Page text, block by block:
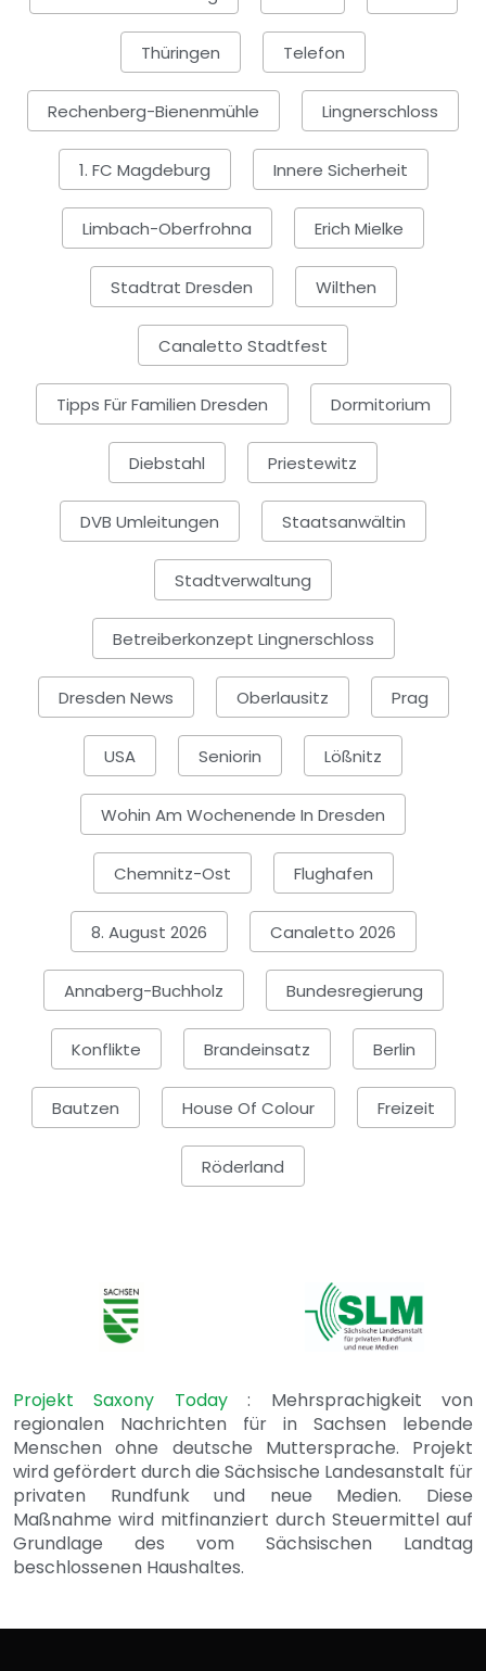
Thüringen Telefon
Rechenberg-Bienenmühle Lingnerschloss
1. FC Magdeburg Innere Sicherheit
Limbach-Oberfrohna Erich Mielke
Stadtrat Dresden Wilthen
Canaletto Stadtfest
Tipps Für Familien Dresden Dormitorium
Diebstahl Priestewitz
DVB Umleitungen Staatsanwältin
Stadtverwaltung
Betreiberkonzept Lingnerschloss
Dresden News Oberlausitz Prag
USA Seniorin Lößnitz
Wohin Am Wochenende In Dresden
Chemnitz-Ost Flughafen
8. August 2026 Canaletto 2026
Annaberg-Buchholz Bundesregierung
Konflikte Brandeinsatz Berlin
Bautzen House Of Colour Freizeit
Röderland
Projekt Saxony Today: Mehrsprachigkeit von
regionalen Nachrichten für in Sachsen lebende
Menschen ohne deutsche Muttersprache. Projekt
wird gefördert durch die Sächsische Landesanstalt für
privaten Rundfunk und neue Medien. Diese
Maßnahme wird mitfinanziert durch Steuermittel auf
Grundlage des vom Sächsischen Landtag
beschlossenen Haushaltes.